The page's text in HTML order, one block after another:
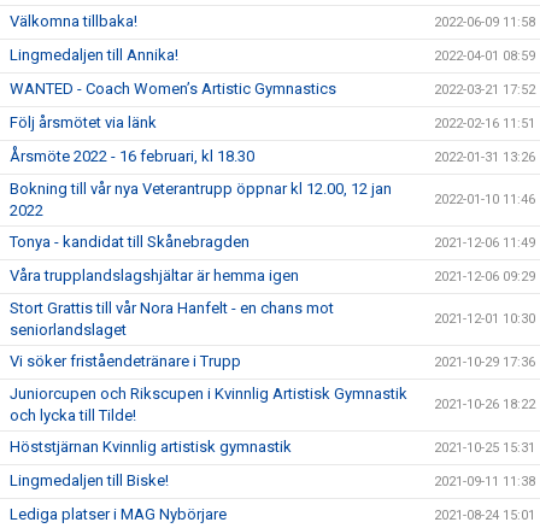
Välkomna tillbaka! 2022-06-09 11:58
Lingmedaljen till Annika! 2022-04-01 08:59
WANTED - Coach Women’s Artistic Gymnastics 2022-03-21 17:52
Följ årsmötet via länk 2022-02-16 11:51
Årsmöte 2022 - 16 februari, kl 18.30 2022-01-31 13:26
Bokning till vår nya Veterantrupp öppnar kl 12.00, 12 jan
2022
2022-01-10 11:46
Tonya - kandidat till Skånebragden 2021-12-06 11:49
Våra trupplandslagshjältar är hemma igen 2021-12-06 09:29
Stort Grattis till vår Nora Hanfelt - en chans mot
seniorlandslaget
2021-12-01 10:30
Vi söker friståendetränare i Trupp 2021-10-29 17:36
Juniorcupen och Rikscupen i Kvinnlig Artistisk Gymnastik
och lycka till Tilde!
2021-10-26 18:22
Höststjärnan Kvinnlig artistisk gymnastik 2021-10-25 15:31
Lingmedaljen till Biske! 2021-09-11 11:38
Lediga platser i MAG Nybörjare 2021-08-24 15:01